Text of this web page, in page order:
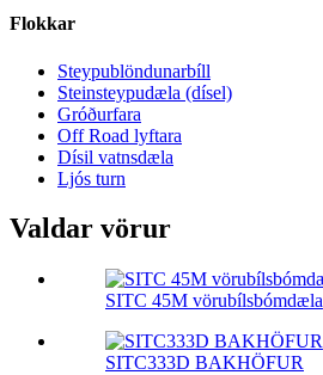
Flokkar
Steypublöndunarbíll
Steinsteypudæla (dísel)
Gróðurfara
Off Road lyftara
Dísil vatnsdæla
Ljós turn
Valdar vörur
SITC 45M vörubílsbómdæla
SITC333D BAKHÖFUR